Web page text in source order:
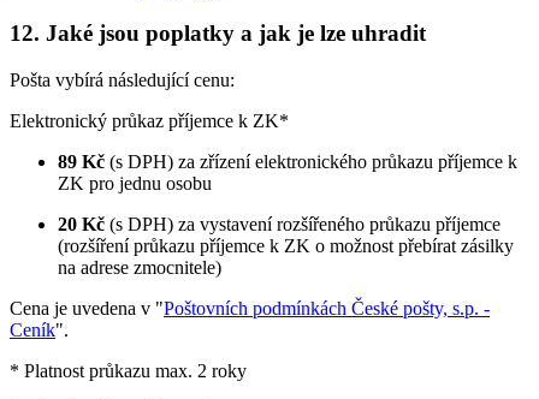
12. Jaké jsou poplatky a jak je lze uhradit
Pošta vybírá následující cenu:
Elektronický průkaz příjemce k ZK*
89 Kč (s DPH) za zřízení elektronického průkazu příjemce k
ZK pro jednu osobu
20 Kč (s DPH) za vystavení rozšířeného průkazu příjemce
(rozšíření průkazu příjemce k ZK o možnost přebírat zásilky
na adrese zmocnitele)
Cena je uvedena v "Poštovních podmínkách České pošty, s.p. -
Ceník".
* Platnost průkazu max. 2 roky